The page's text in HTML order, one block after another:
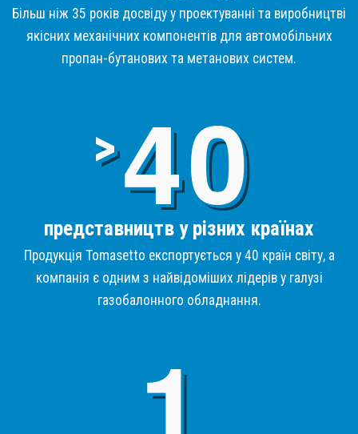
Більш ніж 35 років досвіду у проектуванні та виробництві
якісних механічних компонентів для автомобільних
пропан-бутанових та метанових систем.
>4
представництв у різних країнах
Продукція Tomasetto експортується у 40 країн світу, а
компанія є одним з найвідоміших лідерів у галузі
газобалонного обладнання.